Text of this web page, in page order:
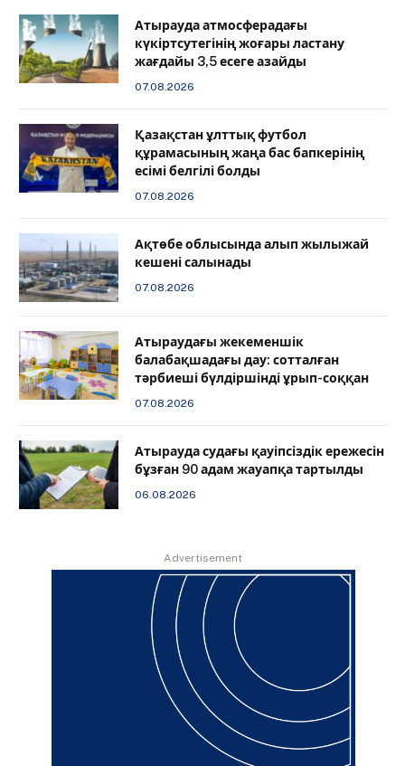
Атырауда атмосферадағы
күкіртсутегінің жоғары ластану
жағдайы 3,5 есеге азайды
07.08.2026
Қазақстан ұлттық футбол
құрамасының жаңа бас бапкерінің
есімі белгілі болды
07.08.2026
Ақтөбе облысында алып жылыжай
кешені салынады
07.08.2026
Атыраудағы жекеменшік
балабақшадағы дау: сотталған
тәрбиеші бүлдіршінді ұрып-соққан
07.08.2026
Атырауда судағы қауіпсіздік ережесін
бұзған 90 адам жауапқа тартылды
06.08.2026
Advertisement